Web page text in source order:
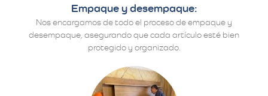
Empaque y desempaque:
Nos encargamos de todo el proceso de empaque y
desempaque, asegurando que cada artículo esté bien
protegido y organizado.